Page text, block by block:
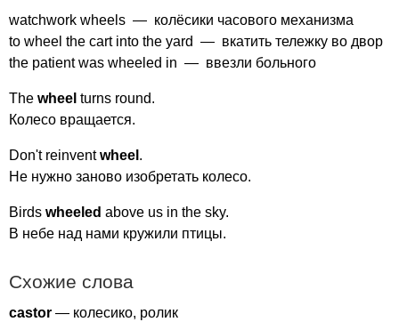
watchwork wheels — колёсики часового механизма
to wheel the cart into the yard — вкатить тележку во двор
the patient was wheeled in — ввезли больного
The wheel turns round.
Колесо вращается.
Don't reinvent wheel .
Не нужно заново изобретать колесо.
Birds wheeled above us in the sky.
В небе над нами кружили птицы.
Схожие слова
castor — колесико, ролик